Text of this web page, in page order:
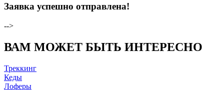
Заявка успешно отправлена!
-->
ВАМ МОЖЕТ БЫТЬ ИНТЕРЕСНО
Треккинг
Кеды
Лоферы